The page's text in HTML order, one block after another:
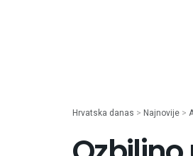
Hrvatska danas > Najnovije >